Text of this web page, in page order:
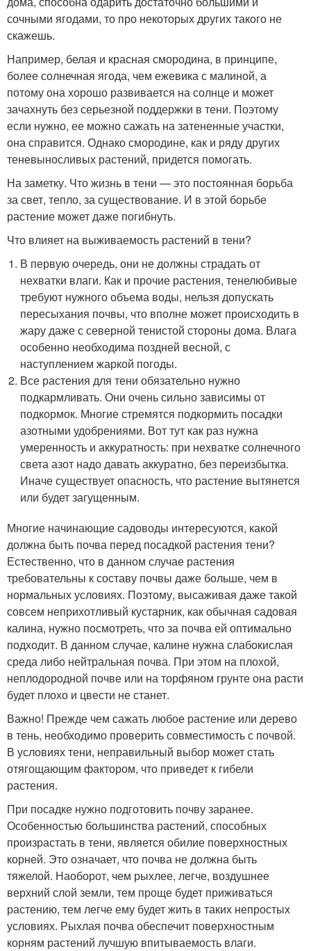
сочными ягодами, то про некоторых других такого не
скажешь.
Например, белая и красная смородина, в принципе,
более солнечная ягода, чем ежевика с малиной, а
потому она хорошо развивается на солнце и может
зачахнуть без серьезной поддержки в тени. Поэтому
если нужно, ее можно сажать на затененные участки,
она справится. Однако смородине, как и ряду других
теневыносливых растений, придется помогать.
На заметку. Что жизнь в тени — это постоянная борьба
за свет, тепло, за существование. И в этой борьбе
растение может даже погибнуть.
Что влияет на выживаемость растений в тени?
В первую очередь, они не должны страдать от
нехватки влаги. Как и прочие растения, тенелюбивые
требуют нужного объема воды, нельзя допускать
пересыхания почвы, что вполне может происходить в
жару даже с северной тенистой стороны дома. Влага
особенно необходима поздней весной, с
наступлением жаркой погоды.
Все растения для тени обязательно нужно
подкармливать. Они очень сильно зависимы от
подкормок. Многие стремятся подкормить посадки
азотными удобрениями. Вот тут как раз нужна
умеренность и аккуратность: при нехватке солнечного
света азот надо давать аккуратно, без переизбытка.
Иначе существует опасность, что растение вытянется
или будет загущенным.
Многие начинающие садоводы интересуются, какой
должна быть почва перед посадкой растения тени?
Естественно, что в данном случае растения
требовательны к составу почвы даже больше, чем в
нормальных условиях. Поэтому, высаживая даже такой
совсем неприхотливый кустарник, как обычная садовая
калина, нужно посмотреть, что за почва ей оптимально
подходит. В данном случае, калине нужна слабокислая
среда либо нейтральная почва. При этом на плохой,
неплодородной почве или на торфяном грунте она расти
будет плохо и цвести не станет.
Важно! Прежде чем сажать любое растение или дерево
в тень, необходимо проверить совместимость с почвой.
В условиях тени, неправильный выбор может стать
отягощающим фактором, что приведет к гибели
растения.
При посадке нужно подготовить почву заранее.
Особенностью большинства растений, способных
произрастать в тени, является обилие поверхностных
корней. Это означает, что почва не должна быть
тяжелой. Наоборот, чем рыхлее, легче, воздушнее
верхний слой земли, тем проще будет приживаться
растению, тем легче ему будет жить в таких непростых
условиях. Рыхлая почва обеспечит поверхностным
корням растений лучшую впитываемость влаги.